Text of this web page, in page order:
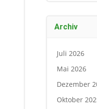
Archiv
Juli 2026
Mai 2026
Dezember
Oktober